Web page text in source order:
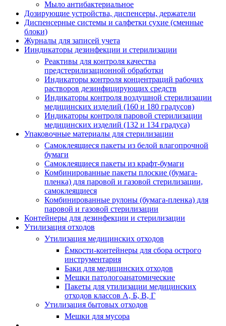
Мыло антибактериальное
Дозирующие устройства, диспенсеры, держатели
Диспенсерные системы и салфетки сухие (сменные
блоки)
Журналы для записей учета
Ииндикаторы дезинфекции и стерилизации
Реактивы для контроля качества
предстерилизационной обработки
Индикаторы контроля концентраций рабочих
растворов дезинфицирующих средств
Индикаторы контроля воздушной стерилизации
медицинских изделий (160 и 180 градусов)
Индикаторы контроля паровой стерилизации
медицинских изделий (132 и 134 градуса)
Упаковочные материалы для стерилизации
Самоклеящиеся пакеты из белой влагопрочной
бумаги
Самоклеящиеся пакеты из крафт-бумаги
Комбинированные пакеты плоские (бумага-
пленка) для паровой и газовой стерилизации,
самоклеящиеся
Комбинированные рулоны (бумага-пленка) для
паровой и газовой стерилизации
Контейнеры для дезинфекции и стерилизации
Утилизация отходов
Утилизация медицинских отходов
Ёмкости-контейнеры для сбора острого
инструментария
Баки для медицинских отходов
Мешки патологоанатомические
Пакеты для утилизации медицинских
отходов классов А, Б, В, Г
Утилизация бытовых отходов
Мешки для мусора